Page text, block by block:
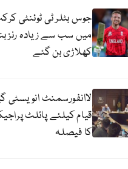
جوس بٹلر ٹی ٹوئنٹی
میں سب سے زیادہ رنز
کھلاڑی بن گئے
لاانفورسمنٹ
قیام کیلئے پائلٹ
کا فیصلہ